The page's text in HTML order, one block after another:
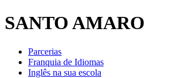
SANTO AMARO
Parcerias
Franquia de Idiomas
Inglês na sua escola